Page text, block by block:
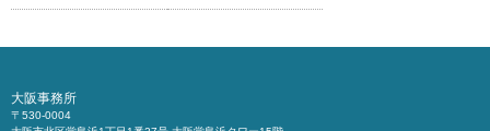
大阪事務所
〒530-0004